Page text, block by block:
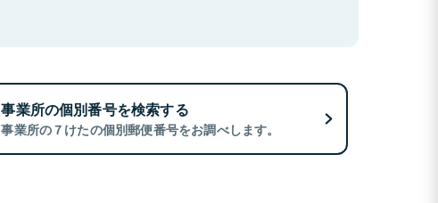
事業所の個別番号を検索する
事業所の７けたの個別郵便番号をお調べします。